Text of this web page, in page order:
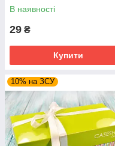
В наявності
29 ₴
Купити
10% на ЗСУ